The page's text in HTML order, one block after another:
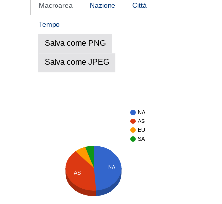
Macroarea Nazione Città
Tempo
Salva come PNG
Salva come JPEG
NA
AS
EU
SA
NA
AS